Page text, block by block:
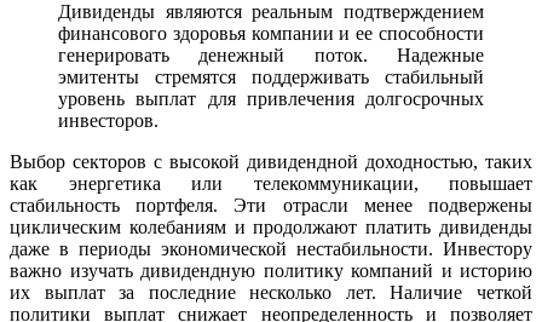
Дивиденды являются реальным подтверждением
финансового здоровья компании и ее способности
генерировать денежный поток. Надежные
эмитенты стремятся поддерживать стабильный
уровень выплат для привлечения долгосрочных
инвесторов.
Выбор секторов с высокой дивидендной доходностью, таких
как энергетика или телекоммуникации, повышает
стабильность портфеля. Эти отрасли менее подвержены
циклическим колебаниям и продолжают платить дивиденды
даже в периоды экономической нестабильности. Инвестору
важно изучать дивидендную политику компаний и историю
их выплат за последние несколько лет. Наличие четкой
политики выплат снижает неопределенность и позволяет